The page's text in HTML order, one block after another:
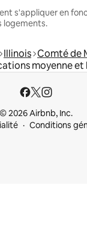
s'appliquer en
logements.
Illinois Comté de
moyenne et
© 2026 Airbnb, Inc.
Conditions